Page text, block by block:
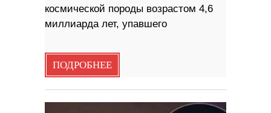
космической породы возрастом 4,6
миллиарда лет, упавшего
ПОДРОБНЕЕ